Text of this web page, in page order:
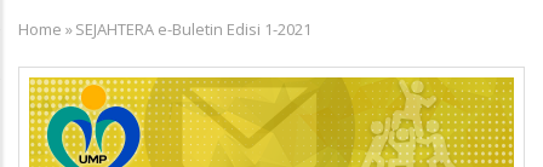
Breadcrumb
Home »SEJAHTERA e-Buletin Edisi 1-2021